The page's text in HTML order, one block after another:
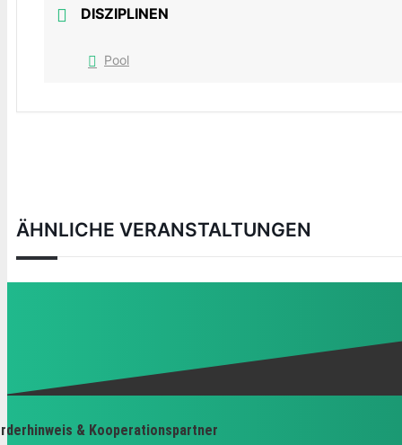
DISZIPLINEN
Pool
ÄHNLICHE VERANSTALTUNGEN
& Kooperationspartner